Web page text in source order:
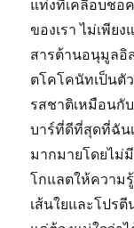
แท่งที่เคลือบช็อ
ของเรา ไม่เพีย
สารต้านอนุมูลอิ
ตโคโคนัทเป็นตั
รสชาติเหมือนกั
บาร์ที่ดีที่สุดที่ฉัน
มากมายโดยไม่
โกแลตให้ความ
เส้นใยและโปร